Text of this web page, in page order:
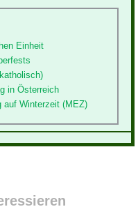
Einheit
in Österreich
auf Winterzeit (MEZ)